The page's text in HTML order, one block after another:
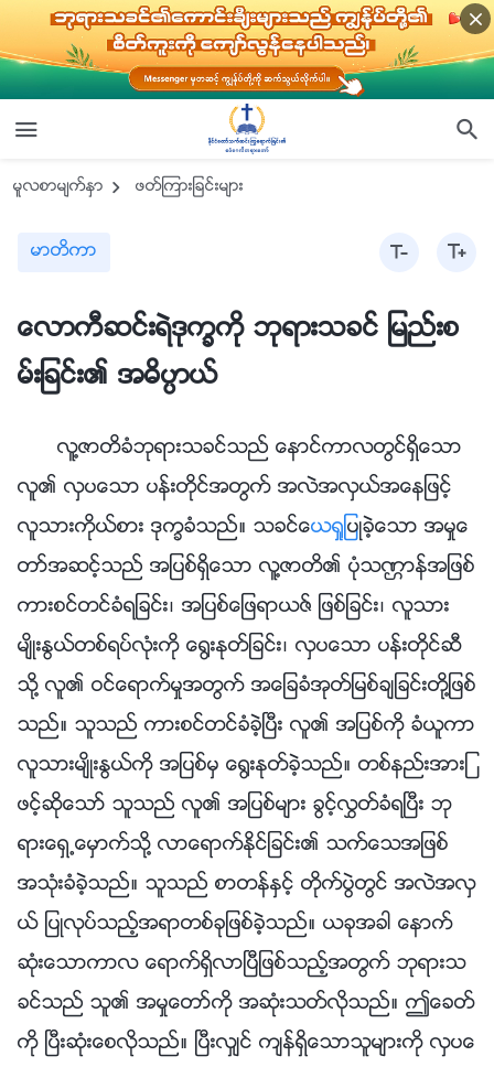
မူလစာမ်က္ႏွာ ဖတ္ၾကားျခင္းမ်ား
မာတိကာ
ေလာကီဆင္းရဲဒုကၡကို ဘုရားသခင္ ျမည္းစ
မ္းျခင္း၏ အဓိပၸာယ္
လူ႔ဇာတိခံဘုရားသခင္သည္ ေနာင္ကာလတြင္ရွိေသာ
လူ၏ လွပေသာ ပန္းတိုင္အတြက္ အလဲအလွယ္အေနျဖင့္
လူသားကိုယ္စား ဒုကၡခံသည္။ သခင္ေယရႈျပဳခဲ့ေသာ အမႈေ
တာ္အဆင့္သည္ အျပစ္ရွိေသာ လူ႔ဇာတိ၏ ပုံသဏၭာန္အျဖစ္
ကားစင္တင္ခံရျခင္း၊ အျပစ္ေျဖရာယဇ္ ျဖစ္ျခင္း၊ လူသား
မ်ိဳးႏြယ္တစ္ရပ္လုံးကို ေ႐ြးႏုတ္ျခင္း၊ လွပေသာ ပန္းတိုင္ဆီ
သို႔ လူ၏ ဝင္ေရာက္မႈအတြက္ အေျခခံအုတ္ျမစ္ခ်ျခင္းတို႔ျဖစ္
သည္။ သူသည္ ကားစင္တင္ခံခဲ့ၿပီး လူ၏ အျပစ္ကို ခံယူကာ
လူသားမ်ိဳးႏြယ္ကို အျပစ္မွ ေ႐ြးႏုတ္ခဲ့သည္။ တစ္နည္းအားျ
ဖင့္ဆိုေသာ္ သူသည္ လူ၏ အျပစ္မ်ား ခြင့္လႊတ္ခံရၿပီး ဘု
ရားေရွ႕ေမွာက္သို႔ လာေရာက္ႏိုင္ျခင္း၏ သက္ေသအျဖစ္
အသုံးခံခဲ့သည္။ သူသည္ စာတန္ႏွင့္ တိုက္ပြဲတြင္ အလဲအလွ
ယ္ ျပဳလုပ္သည့္အရာတစ္ခုျဖစ္ခဲ့သည္။ ယခုအခါ ေနာက္
ဆုံးေသာကာလ ေရာက္ရွိလာၿပီျဖစ္သည့္အတြက္ ဘုရားသ
ခင္သည္ သူ၏ အမႈေတာ္ကို အဆုံးသတ္လိုသည္။ ဤေခတ္
ကို ၿပီးဆုံးေစလိုသည္။ ၿပီးလွ်င္ က်န္ရွိေသာသူမ်ားကို လွပေ